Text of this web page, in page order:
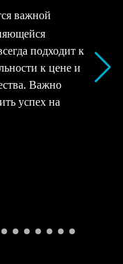
важной
подходит к
к цене и
Важно
успех на